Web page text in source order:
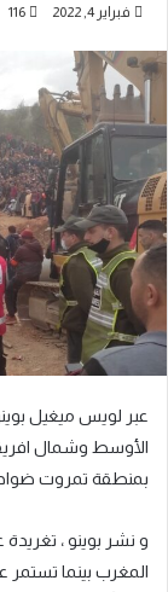
فبراير 4, 2022 116
عبر لويس ميغيل
الأوسط وشمال
بمنطقة تمروت
و نشر بوينو ، تغريدة